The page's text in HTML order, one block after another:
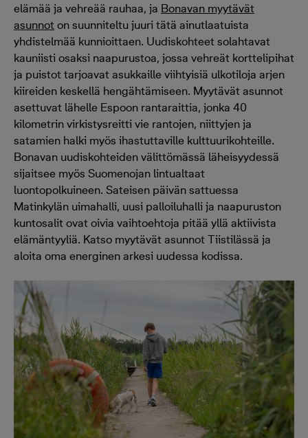
elämää ja vehreää rauhaa, ja Bonavan myytävät
asunnot on suunniteltu juuri tätä ainutlaatuista
yhdistelmää kunnioittaen. Uudiskohteet solahtavat
kauniisti osaksi naapurustoa, jossa vehreät korttelipihat
ja puistot tarjoavat asukkaille viihtyisiä ulkotiloja arjen
kiireiden keskellä hengähtämiseen. Myytävät asunnot
asettuvat lähelle Espoon rantaraittia, jonka 40
kilometrin virkistysreitti vie rantojen, niittyjen ja
satamien halki myös ihastuttaville kulttuurikohteille.
Bonavan uudiskohteiden välittömässä läheisyydessä
sijaitsee myös Suomenojan lintualtaat
luontopolkuineen. Sateisen päivän sattuessa
Matinkylän uimahalli, uusi palloiluhalli ja naapuruston
kuntosalit ovat oivia vaihtoehtoja pitää yllä aktiivista
elämäntyyliä. Katso myytävät asunnot Tiistilässä ja
aloita oma energinen arkesi uudessa kodissa.